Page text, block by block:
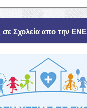
σε Σχολεία απο την ΕΝΕ